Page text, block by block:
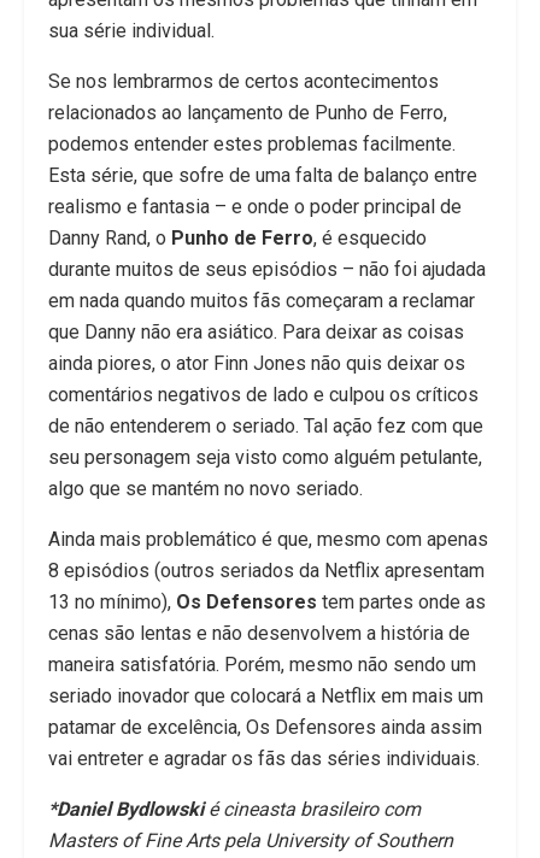
sua série individual.
Se nos lembrarmos de certos acontecimentos
relacionados ao lançamento de Punho de Ferro,
podemos entender estes problemas facilmente.
Esta série, que sofre de uma falta de balanço entre
realismo e fantasia – e onde o poder principal de
Danny Rand, o Punho de Ferro, é esquecido
durante muitos de seus episódios – não foi ajudada
em nada quando muitos fãs começaram a reclamar
que Danny não era asiático. Para deixar as coisas
ainda piores, o ator Finn Jones não quis deixar os
comentários negativos de lado e culpou os críticos
de não entenderem o seriado. Tal ação fez com que
seu personagem seja visto como alguém petulante,
algo que se mantém no novo seriado.
Ainda mais problemático é que, mesmo com apenas
8 episódios (outros seriados da Netflix apresentam
13 no mínimo), Os Defensores tem partes onde as
cenas são lentas e não desenvolvem a história de
maneira satisfatória. Porém, mesmo não sendo um
seriado inovador que colocará a Netflix em mais um
patamar de excelência, Os Defensores ainda assim
vai entreter e agradar os fãs das séries individuais.
*Daniel Bydlowskié cineasta brasileiro com
Masters of Fine Arts pela University of Southern